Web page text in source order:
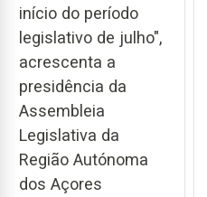
início do período
legislativo de julho",
acrescenta a
presidência da
Assembleia
Legislativa da
Região Autónoma
dos Açores